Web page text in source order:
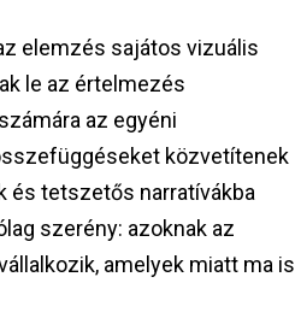
elemzés sajátos vizuális
le az értelmezés
az egyéni
közvetítenek
és tetszetős narratívákba
szerény: azoknak az
amelyek miatt ma is